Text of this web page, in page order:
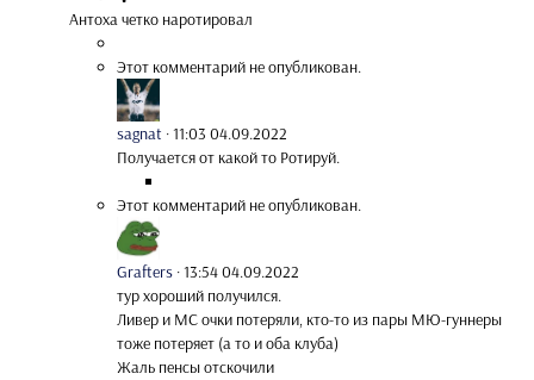
Антоха четко наротировал
Этот комментарий не опубликован.
sagnat ·11:03 04.09.2022
Получается от какой то Ротируй.
Этот комментарий не опубликован.
Grafters ·13:54 04.09.2022
тур хороший получился.
Ливер и МС очки потеряли, кто-то из пары МЮ-гуннеры
тоже потеряет (а то и оба клуба)
Жаль пенсы отскочили